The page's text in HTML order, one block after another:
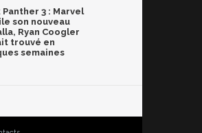
Panther 3 : Marvel
son nouveau
Ryan Coogler
trouvé en
semaines